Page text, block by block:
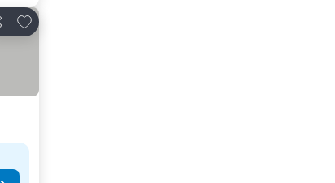
Lisää suosikkeihin